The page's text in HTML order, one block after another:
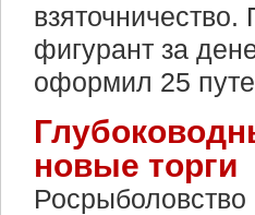
фигурант за
оформил 25
новые торги